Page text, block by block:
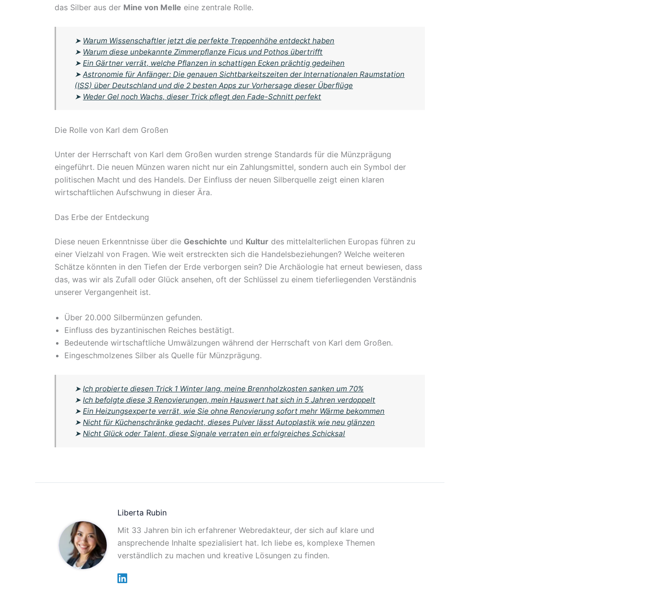
das Silber aus der Mine von Melle eine zentrale Rolle.
➤ Warum Wissenschaftler jetzt die perfekte Treppenhöhe entdeckt haben
➤ Warum diese unbekannte Zimmerpflanze Ficus und Pothos übertrifft
➤Ein Gärtner verrät, welche Pflanzen in schattigen Ecken prächtig gedeihen
➤Astronomie für Anfänger: Die genauen Sichtbarkeitszeiten der Internationalen Raumstation
(ISS) über Deutschland und die 2 besten Apps zur Vorhersage dieser Überflüge
➤ Weder Gel noch Wachs, dieser Trick pflegt den Fade-Schnitt perfekt
Die Rolle von Karl dem Großen
Unter der Herrschaft von Karl dem Großen wurden strenge Standards für die Münzprägung
eingeführt. Die neuen Münzen waren nicht nur ein Zahlungsmittel, sondern auch ein Symbol der
politischen Macht und des Handels. Der Einfluss der neuen Silberquelle zeigt einen klaren
wirtschaftlichen Aufschwung in dieser Ära.
Das Erbe der Entdeckung
Diese neuen Erkenntnisse über die Geschichte und Kultur des mittelalterlichen Europas führen zu
einer Vielzahl von Fragen. Wie weit erstreckten sich die Handelsbeziehungen? Welche weiteren
Schätze könnten in den Tiefen der Erde verborgen sein? Die Archäologie hat erneut bewiesen, dass
das, was wir als Zufall oder Glück ansehen, oft der Schlüssel zu einem tieferliegenden Verständnis
unserer Vergangenheit ist.
Über 20.000 Silbermünzen gefunden.
Einfluss des byzantinischen Reiches bestätigt.
Bedeutende wirtschaftliche Umwälzungen während der Herrschaft von Karl dem Großen.
Eingeschmolzenes Silber als Quelle für Münzprägung.
➤Ich probierte diesen Trick 1 Winter lang, meine Brennholzkosten sanken um 70%
➤Ich befolgte diese 3 Renovierungen, mein Hauswert hat sich in 5 Jahren verdoppelt
➤Ein Heizungsexperte verrät, wie Sie ohne Renovierung sofort mehr Wärme bekommen
➤Nicht für Küchenschränke gedacht, dieses Pulver lässt Autoplastik wie neu glänzen
➤Nicht Glück oder Talent, diese Signale verraten ein erfolgreiches Schicksal
Liberta Rubin
Mit 33 Jahren bin ich erfahrener Webredakteur, der sich auf klare und
ansprechende Inhalte spezialisiert hat. Ich liebe es, komplexe Themen
verständlich zu machen und kreative Lösungen zu finden.